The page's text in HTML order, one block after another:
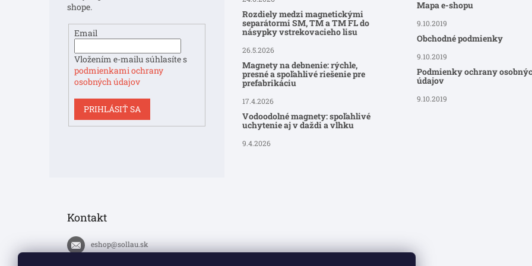
shope.
Email
Vložením e-mailu súhlasíte s
podmienkami ochrany
osobných údajov
PRIHLÁSIŤ SA
Rozdiely medzi magnetickými
separátormi SM, TM a TM FL do
násypky vstrekovacieho lisu
26.5.2026
Magnety na debnenie: rýchle,
presné a spoľahlivé riešenie pre
prefabrikáciu
17.4.2026
Vodoodolné magnety: spoľahlivé
uchytenie aj v daždi a vlhku
9.4.2026
Mapa e-shopu
9.10.2019
Obchodné podmienky
9.10.2019
Podmienky ochrany
údajov
9.10.2019
Kontakt
eshop@sollau.sk